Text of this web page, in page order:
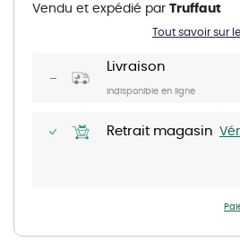
beginning
Livraison
Indisponible en ligne
Retrait magasin
Tout savoir sur
Vendu et expédié par Truffaut